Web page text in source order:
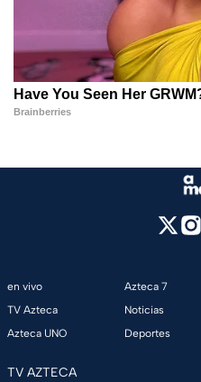
en vivo
TV Azteca
Azteca UNO
Azteca 7
Noticias
Deportes
TV AZTECA